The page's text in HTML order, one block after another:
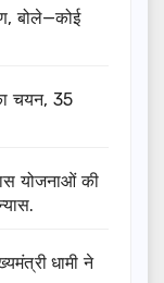
बोले—कोई
चयन, 35
योजनाओं की
धामी ने